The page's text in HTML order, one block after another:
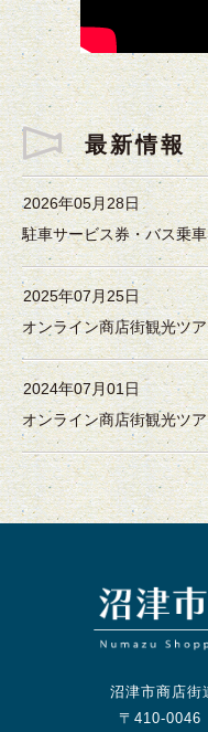
最新情報
2026年05月28日
駐車サービス券・バス乗
2025年07月25日
オンライン商店街観光ツ
2024年07月01日
オンライン商店街観光ツ
沼津市商店街
〒410-0046